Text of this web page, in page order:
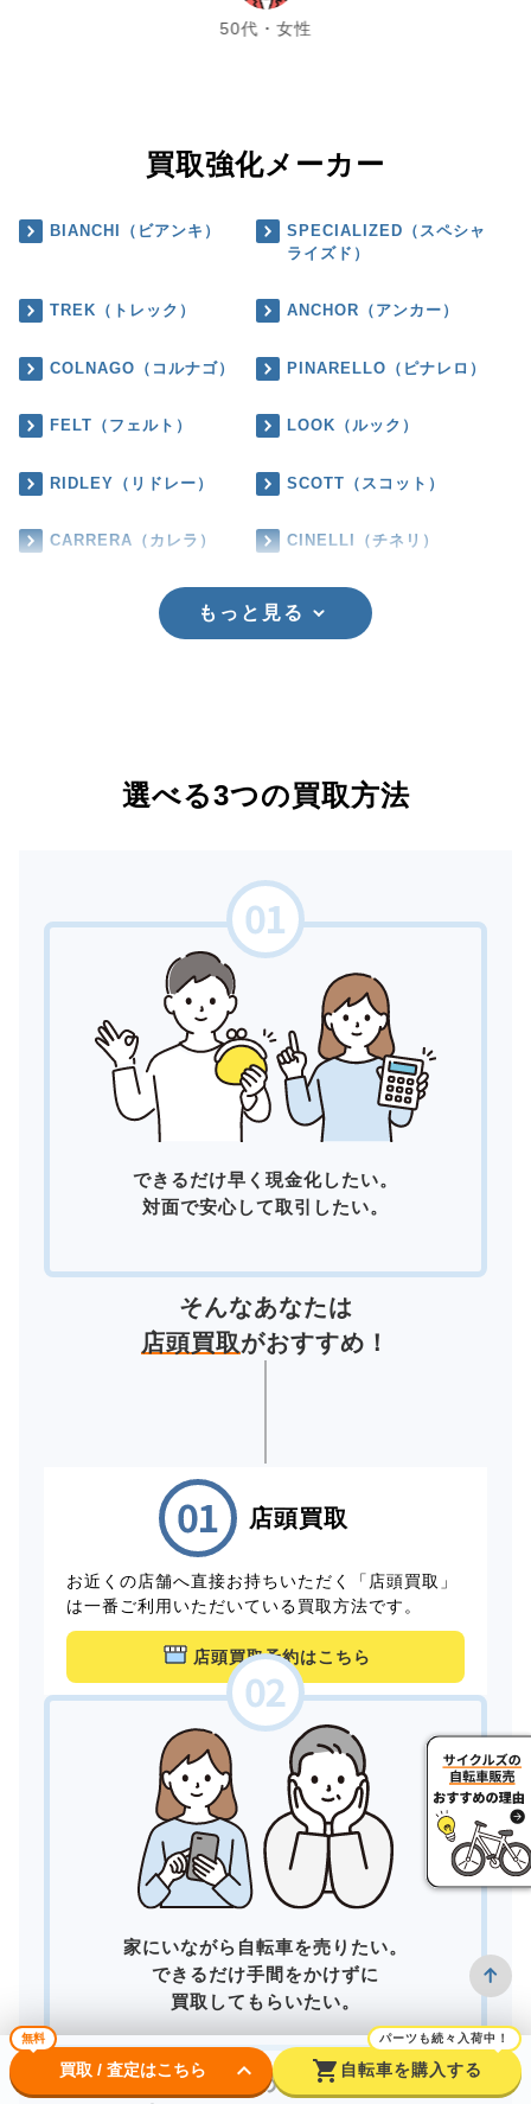
50代・女性
買取強化メーカー
BIANCHI（ビアンキ）
SPECIALIZED（スペシャ
ライズド）
TREK（トレック） ANCHOR（アンカー）
COLNAGO（コルナゴ） PINARELLO（ピナレロ）
FELT（フェルト） LOOK（ルック）
RIDLEY（リドレー） SCOTT（スコット）
CARRERA（カレラ） CINELLI（チネリ）
もっと見る
選べる3つの買取方法
できるだけ早く現金化したい。
対面で安心して取引したい。
そんなあなたは
店頭買取がおすすめ！
店頭買取
お近くの店舗へ直接お持ちいただく「店頭買取」
は一番ご利用いただいている買取方法です。
店頭買取予約はこちら
家にいながら自転車を売りたい。
できるだけ手間をかけずに
買取してもらいたい。
そんなあなたは
無料
買取 / 査定はこちら keyboard_arrow_down shopping_cart
パーツも続々入荷中！
自転車を購入する